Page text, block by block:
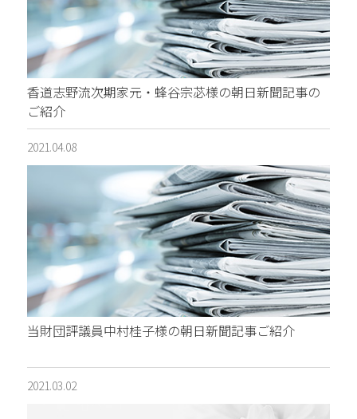
香道志野流次期家元・蜂谷宗苾様の朝日新聞記事の
ご紹介
2021.04.08
当財団評議員中村桂子様の朝日新聞記事ご紹介
2021.03.02